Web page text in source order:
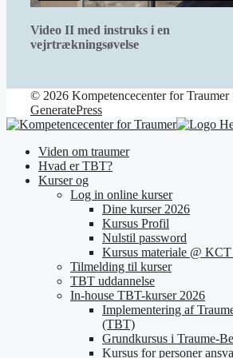
Video II med instruks i en
vejrtrækningsøvelse
© 2026 Kompetencecenter for Traumer
GeneratePress
Viden om traumer
Hvad er TBT?
Kurser og
Log in online kurser
Dine kurser 2026
Kursus Profil
Nulstil password
Kursus materiale @
Tilmelding til kurser
TBT uddannelse
In-house TBT-kurser 2026
Implementering af
(TBT)
Grundkursus i Traume-
Kursus for personer